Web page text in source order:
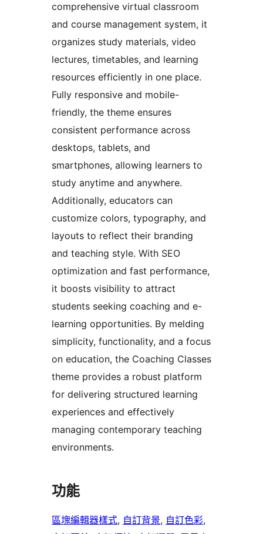
comprehensive virtual classroom
and course management system, it
organizes study materials, video
lectures, timetables, and learning
resources efficiently in one place.
Fully responsive and mobile-
friendly, the theme ensures
consistent performance across
desktops, tablets, and
smartphones, allowing learners to
study anytime and anywhere.
Additionally, educators can
customize colors, typography, and
layouts to reflect their branding
and teaching style. With SEO
optimization and fast performance,
it boosts visibility to attract
students seeking coaching and e-
learning opportunities. By melding
simplicity, functionality, and a focus
on education, the Coaching Classes
theme provides a robust platform
for delivering structured learning
experiences and effectively
managing contemporary teaching
environments.
功能
區塊編輯器樣式, 自訂背景, 自訂色彩